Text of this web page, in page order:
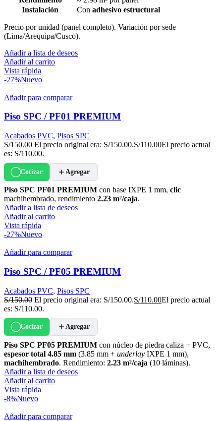
Instalación
Con adhesivo estructural
Precio por unidad (panel completo). Variación por sede
(Lima/Arequipa/Cusco).
Añadir a lista de deseos
Añadir al carrito
Vista rápida
-27%Nuevo
Añadir para comparar
Piso SPC / PF01 PREMIUM
Acabados PVC, Pisos SPC
S/150.00 El precio original era: S/150.00.S/110.00El precio actual
es: S/110.00.
Cotizar Agregar
Piso SPC PF01 PREMIUM con base IXPE 1 mm, clic
machihembrado, rendimiento 2.23 m²/caja.
Añadir a lista de deseos
Añadir al carrito
Vista rápida
-27%Nuevo
Añadir para comparar
Piso SPC / PF05 PREMIUM
Acabados PVC, Pisos SPC
S/150.00 El precio original era: S/150.00.S/110.00El precio actual
es: S/110.00.
Cotizar Agregar
Piso SPC PF05 PREMIUM con núcleo de piedra caliza + PVC,
espesor total 4.85 mm (3.85 mm + underlay IXPE 1 mm),
machihembrado. Rendimiento: 2.23 m²/caja (10 láminas).
Añadir a lista de deseos
Añadir al carrito
Vista rápida
-8%Nuevo
Añadir para comparar